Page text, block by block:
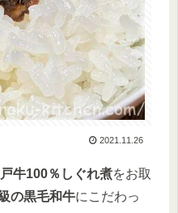
2021.11.26
牛100％しぐれ煮をお取
の黒毛和牛にこだわっ